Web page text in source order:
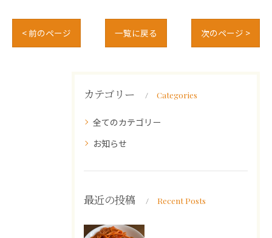
< 前のページ 一覧に戻る 次のページ >
カテゴリー Categories
全てのカテゴリー
お知らせ
最近の投稿 Recent Posts